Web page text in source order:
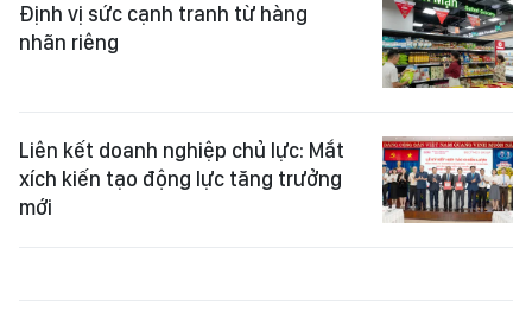
Định vị sức cạnh tranh từ hàng
nhãn riêng
Liên kết doanh nghiệp chủ lực: Mắt
xích kiến tạo động lực tăng trưởng
mới